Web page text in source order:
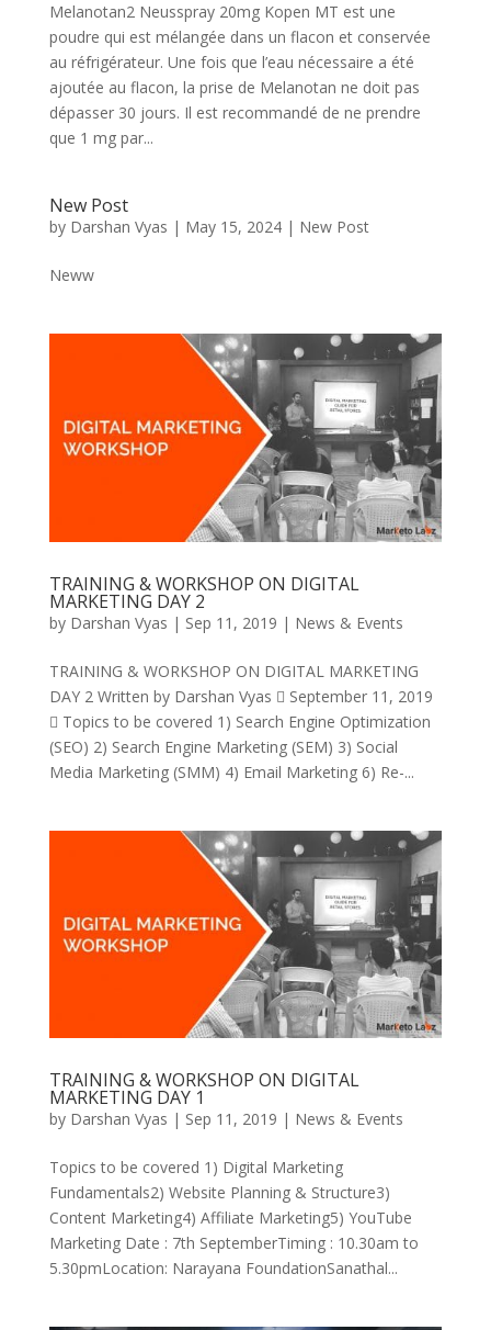
Melanotan2 Neusspray 20mg Kopen MT est une
poudre qui est mélangée dans un flacon et conservée
au réfrigérateur. Une fois que l’eau nécessaire a été
ajoutée au flacon, la prise de Melanotan ne doit pas
dépasser 30 jours. Il est recommandé de ne prendre
que 1 mg par...
New Post
by Darshan Vyas | May 15, 2024| New Post
Neww
TRAINING & WORKSHOP ON DIGITAL
MARKETING DAY 2
by Darshan Vyas | Sep 11, 2019 | News & Events
TRAINING & WORKSHOP ON DIGITAL MARKETING
DAY 2 Written by Darshan Vyas  September 11, 2019
 Topics to be covered 1) Search Engine Optimization
(SEO) 2) Search Engine Marketing (SEM) 3) Social
Media Marketing (SMM) 4) Email Marketing 6) Re-...
TRAINING & WORKSHOP ON DIGITAL
MARKETING DAY 1
by Darshan Vyas | Sep 11, 2019 | News & Events
Topics to be covered 1) Digital Marketing
Fundamentals2) Website Planning & Structure3)
Content Marketing4) Affiliate Marketing5) YouTube
Marketing Date : 7th SeptemberTiming : 10.30am to
5.30pmLocation: Narayana FoundationSanathal...